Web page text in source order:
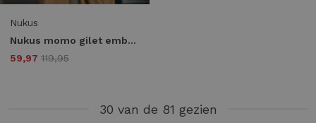
Nukus
Nukus momo gilet embroidery nks08027 Gilets 9 sand
59,97 119,95
30 van de 81 gezien